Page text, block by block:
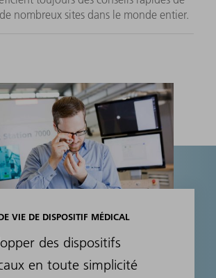
nombreux sites dans le monde entier.
VIE DE DISPOSITIF MÉDICAL
des dispositifs
en toute simplicité